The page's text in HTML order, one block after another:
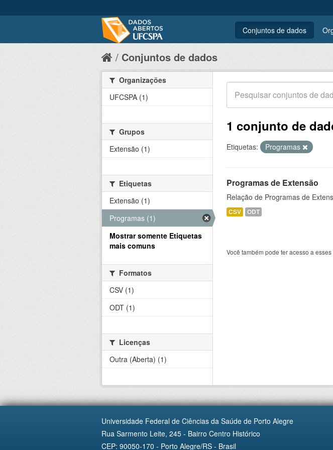
Conjuntos de dados
Conjuntos de dados
1 conjunto de
Etiquetas: Programas
Programas de Extensão
Relação de Programas de
CSV ODT
Você também pode ter acesso a
Organizações
UFCSPA (1)
Grupos
Extensão (1)
Etiquetas
Extensão (1)
Programas (1)
Mostrar somente Etiquetas
mais comuns
Formatos
CSV (1)
ODT (1)
Licenças
Outra (Aberta) (1)
Universidade Federal de Ciências da Saúde de Porto Alegre
Rua Sarmento Leite, 245 - Bairro Centro Histórico
CEP: 90050-170 - Porto Alegre/RS - Brasil